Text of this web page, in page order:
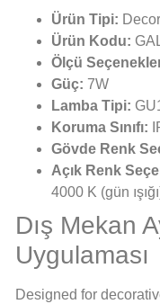
Ürün Tipi:
Ürün Kodu:
Ölçü
Güç: 7W
Lamba Tipi:
Koruma Sınıfı:
Gövde Renk
Açık Renk
4000 K (gün
Dış Mekan
Uygulaması
Designed for